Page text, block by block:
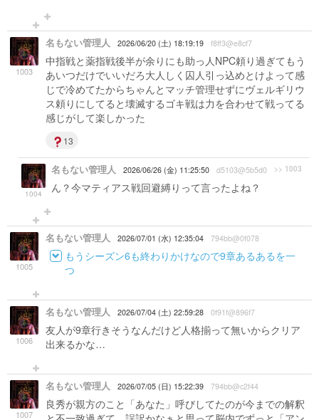
1003
名もない管理人 2026/06/20 (土) 18:19:19 f8ff3@e8cf7
中指戦と薬指戦後半が余りにも助っ人NPC頼り過ぎてもう
あいつだけでいいだろ大人しく囚人引っ込めとけよって感
じで冷めてたからちゃんとマッチ管理せずにヴェルギリウ
ス頼りにしてると壊滅するゴキ戦は力を合わせて戦ってる
感じがして楽しかった
13
1004
名もない管理人 2026/06/26 (金) 11:25:50 d5103@5b5d0 >> 1003
ん？今マティアス戦回避縛りって言ったよね？
1005
名もない管理人 2026/07/01 (水) 12:35:04 794bb@0f078
もうシーズン6も終わりかけなので9章あるあるを一
つ
1006
名もない管理人 2026/07/04 (土) 22:59:28 0f91f@896f7
友人が9章行きそうなんだけど人格揃って無いからクリア
出来るかな…
1007
名もない管理人 2026/07/05 (日) 15:22:39 794bb@c2f44
良秀が親方のこと「あなた」呼びしてたのが今までの解釈